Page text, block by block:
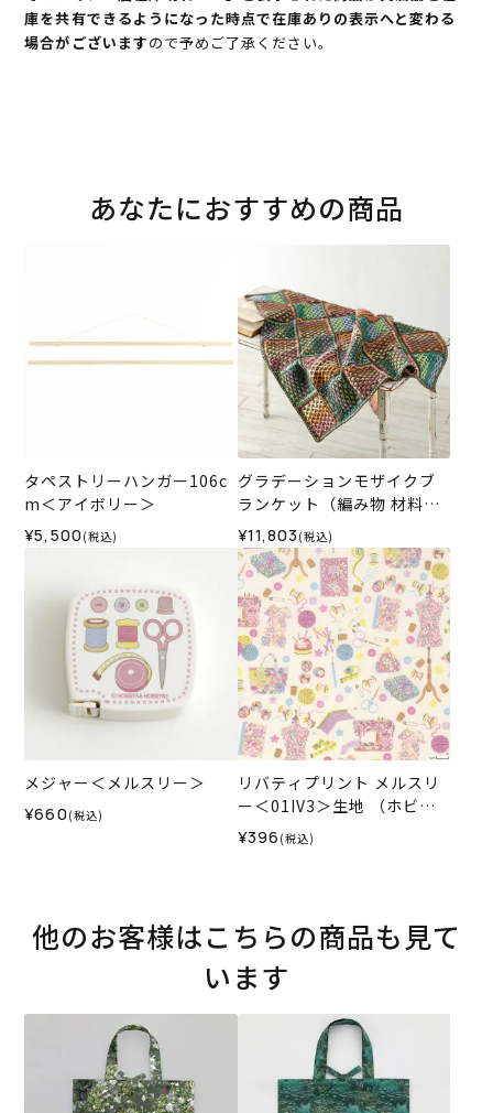
庫を共有できるようになった時点で在庫ありの表示へと変わる
場合がございますので予めご了承ください。
あなたにおすすめの商品
タペストリーハンガー106c
m＜アイボリー＞
¥5,500 (税込)
グラデーションモザイクブ
ランケット（編み物 材料セ
ット）
¥11,803 (税込)
メジャー＜メルスリー＞
¥660 (税込)
リバティプリント メルスリ
ー＜01IV3＞生地 （ホビー
ラホビーレオリジナル）202
6SS★復刻色
¥396 (税込)
他のお客様はこちらの商品も見て
います